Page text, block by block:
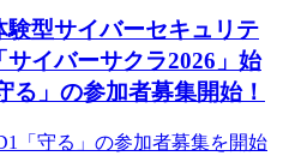
型サイバーセキュリテ
サイバーサクラ2026」始
る」の参加者募集開始！
「守る」の参加者募集を開始